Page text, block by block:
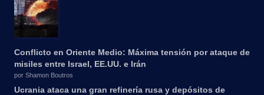
Conflicto en Oriente Medio: Máxima tensión por ataque de
misiles entre Israel, EE.UU. e Irán
por Shamon Boutros
Ucrania ataca una gran refinería rusa y depósitos de